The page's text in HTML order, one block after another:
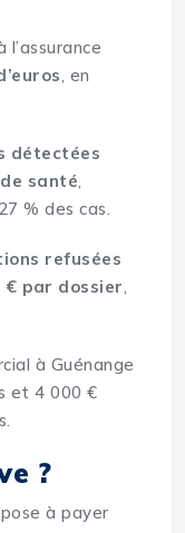
, en
détectées
santé,
% des cas.
refusées
€ par dossier,
à Guénange
et 4 000 €
?
à payer